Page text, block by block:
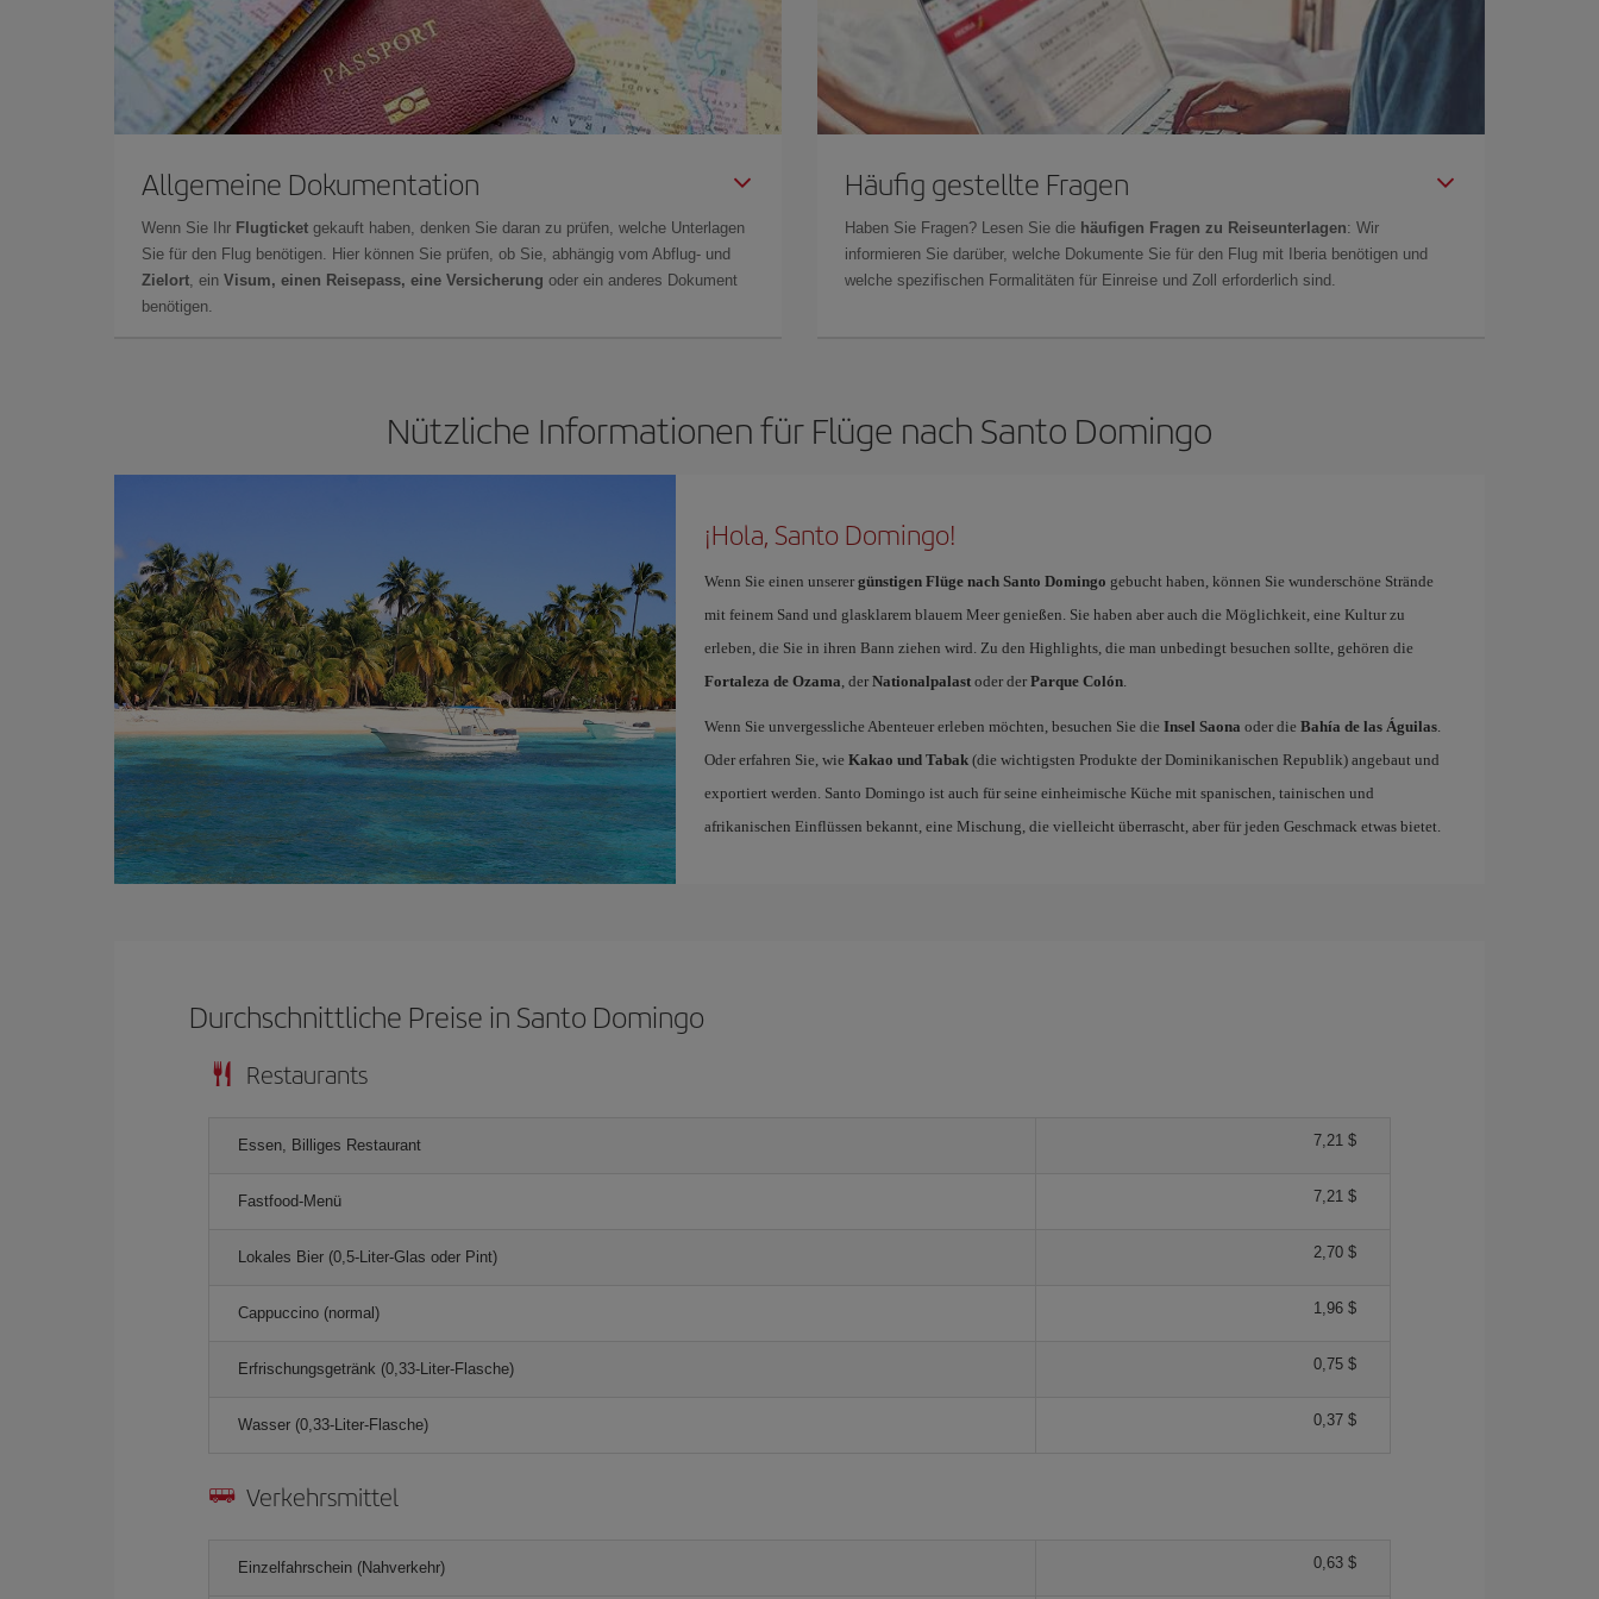
Allgemeine Dokumentation
Wenn Sie Ihr Flugticket gekauft haben, denken Sie daran zu prüfen, welche Unterlagen
Sie für den Flug benötigen. Hier können Sie prüfen, ob Sie, abhängig vom Abflug- und
Zielort, ein Visum, einen Reisepass, eine Versicherung oder ein anderes Dokument
benötigen.
Häufig gestellte Fragen
Haben Sie Fragen? Lesen Sie die häufigen Fragen zu Reiseunterlagen: Wir
informieren Sie darüber, welche Dokumente Sie für den Flug mit Iberia benötigen und
welche spezifischen Formalitäten für Einreise und Zoll erforderlich sind.
Nützliche Informationen für Flüge nach Santo Domingo
¡Hola, Santo Domingo!
Wenn Sie einen unserer günstigen Flüge nach Santo Domingo gebucht haben, können Sie wunderschöne Strände
mit feinem Sand und glasklarem blauem Meer genießen. Sie haben aber auch die Möglichkeit, eine Kultur zu
erleben, die Sie in ihren Bann ziehen wird. Zu den Highlights, die man unbedingt besuchen sollte, gehören die
Fortaleza de Ozama, der Nationalpalastoder der Parque Colón.
Wenn Sie unvergessliche Abenteuer erleben möchten, besuchen Sie die Insel Saona oder die Bahía de las Águilas.
Oder erfahren Sie, wie Kakao und Tabak(die wichtigsten Produkte der Dominikanischen Republik) angebaut und
exportiert werden. Santo Domingo ist auch für seine einheimische Küche mit spanischen, tainischen und
afrikanischen Einflüssen bekannt, eine Mischung, die vielleicht überrascht, aber für jeden Geschmack etwas bietet.
Durchschnittliche Preise in Santo Domingo
Restaurants
Essen, Billiges Restaurant 7,21 $
Fastfood-Menü 7,21 $
Lokales Bier (0,5-Liter-Glas oder Pint) 2,70 $
Cappuccino (normal) 1,96 $
Erfrischungsgetränk (0,33-Liter-Flasche) 0,75 $
Wasser (0,33-Liter-Flasche) 0,37 $
Verkehrsmittel
Einzelfahrschein (Nahverkehr) 0,63 $